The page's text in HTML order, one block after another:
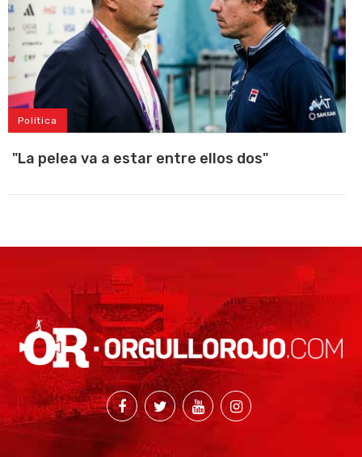
Política
"La pelea va a estar entre ellos dos"